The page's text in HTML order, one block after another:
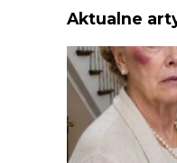
Aktualne